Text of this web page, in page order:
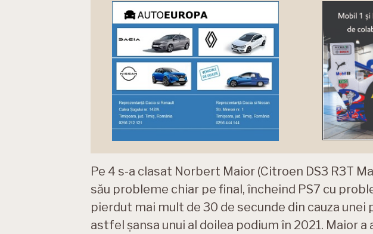
Pe 4 s-a clasat Norbert Maior (Citroen DS3 R3T
său probleme chiar pe final, încheind PS7 cu
pierdut mai mult de 30 de secunde din cauza unei
astfel șansa unui al doilea podium în 2021. Maior